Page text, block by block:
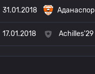
31.01.2018 Аданаспор
17.01.2018 Achilles'29